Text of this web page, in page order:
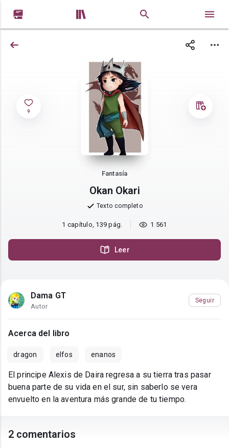
 
9
Fantasía
Okan Okari
Texto completo
1 capítulo, 139 pág. 1 561
Leer
Dama GT
Autor
Seguir
Acerca del libro
dragon elfos enanos
El principe Alexis de Daira regresa a su tierra tras pasar
buena parte de su vida en el sur, sin saberlo se vera
envuelto en la aventura más grande de tu tiempo.
2 comentarios